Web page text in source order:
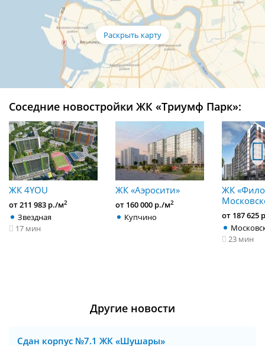
Соседние новостройки ЖК «Триумф Парк»:
ЖК 4YOU
от 211 983 р./м2
Звездная
17 мин
ЖК «Аэросити»
от 160 000 р./м2
Купчино
ЖК
от 187 625
23 мин
Другие новости
Сдан корпус №7.1 ЖК «Шушары»